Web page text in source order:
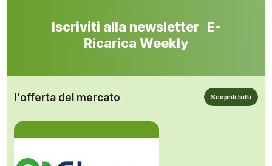
Iscriviti alla newsletter E-
Ricarica Weekly
l'offerta del mercato Scoprili tutti